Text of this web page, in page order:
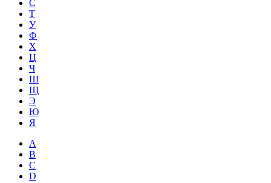
С
Т
У
Ф
Х
Ц
Ч
Ш
Щ
Э
Ю
Я
A
B
C
D